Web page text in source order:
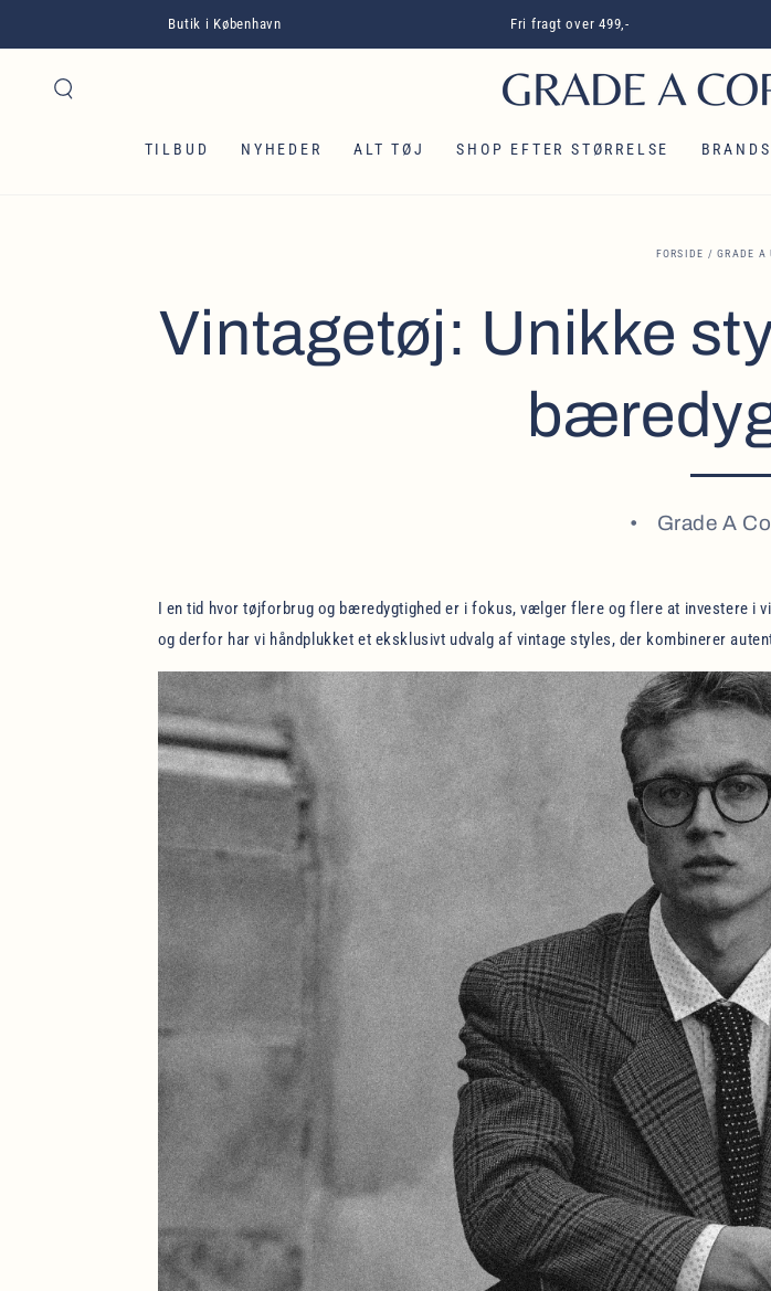
Butik i København Fri fragt over 499,-
TILBUD NYHEDER ALT TØJ SHOP EFTER STØRRELSE BRANDS
FORSIDE / GRADE A
Vintagetøj: Unikke
Grade A
I en tid hvor tøjforbrug og bæredygtighed er i fokus, vælger flere og flere at investere i
og derfor har vi håndplukket et eksklusivt udvalg af vintage styles, der kombinerer